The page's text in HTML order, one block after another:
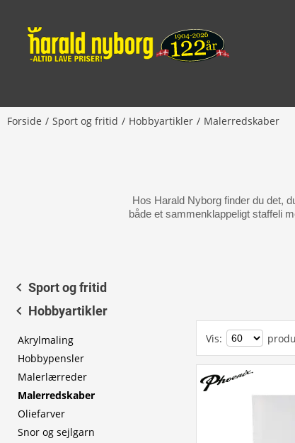
Forside Sport og fritid Hobbyartikler Malerredskaber
Hos Harald Nyborg finder du det,
både et sammenklappeligt staffeli
Sport og fritid
Hobbyartikler
Akrylmaling
Hobbypensler
Malerlærreder
Malerredskaber
Oliefarver
Snor og sejlgarn
Vis: